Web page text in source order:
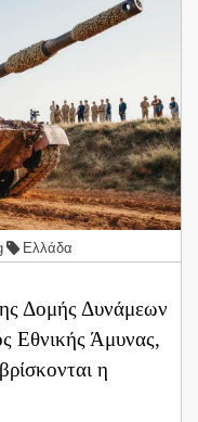
Ελλάδα
Δομής Δυνάμεων
Εθνικής Άμυνας,
η